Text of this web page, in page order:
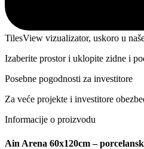
TilesView vizualizator, uskoro u
Izaberite prostor i uklopite zidne i
Posebne pogodnosti za investitore
Za veće projekte i investitore
Informacije o proizvodu
Ain Arena 60x120cm –